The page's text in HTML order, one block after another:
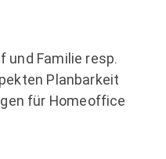
und Familie resp.
Planbarkeit
für Homeoffice